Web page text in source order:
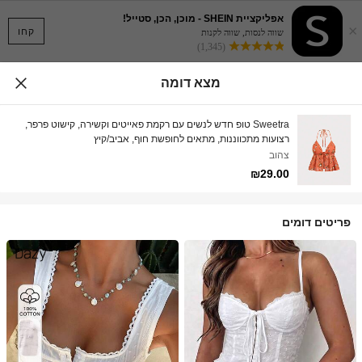
קחו ×
אפליקציית SHEIN - מוכן, הכן, סטייל!
שווה לנסות, שווה לקנות
(1,345)
מצא דומה
Sweetra טופ חדש לנשים עם רקמת פאייטים וקשירה, קישוט פרפר,
רצועות מתכווננות, מתאים לחופשת חוף, אביב/קיץ
צהוב
₪29.00
פריטים דומים